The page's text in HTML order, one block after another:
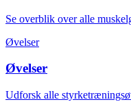
Se overblik over alle
Øvelser
Øvelser
Udforsk alle